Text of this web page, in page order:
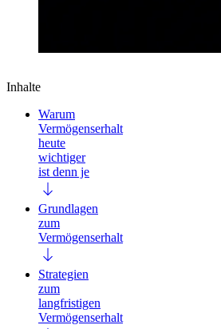
Inhalte
Warum
Vermögenserhalt
heute
wichtiger
ist denn je
Grundlagen
zum
Vermögenserhalt
Strategien
zum
langfristigen
Vermögenserhalt